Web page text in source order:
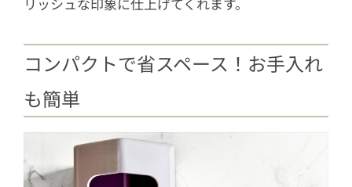
コンパクトで省スペース！お手入れ
も簡単